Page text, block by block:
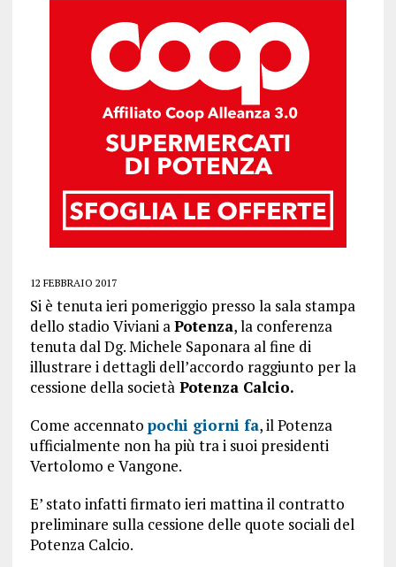
12 FEBBRAIO 2017
Si è tenuta ieri pomeriggio presso la sala stampa
dello stadio Viviani aPotenza, la conferenza
tenuta dal Dg. Michele Saponara al fine di
illustrare i dettagli dell’accordo raggiunto per la
cessione della societàPotenza Calcio.
Come accennato pochi giorni fa, il Potenza
ufficialmente non ha più tra i suoi presidenti
Vertolomo e Vangone.
E’ stato infatti firmato ieri mattina il contratto
preliminare sulla cessione delle quote sociali del
Potenza Calcio.